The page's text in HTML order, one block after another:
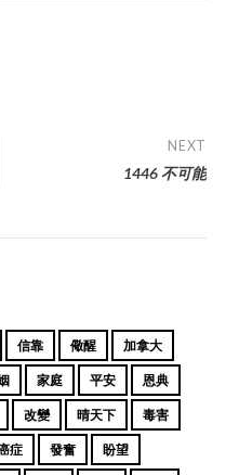
NEXT
1446 不可能
信靠 儆醒 加拿大
家庭 平安 恩典
改變 晴天下 毒害
症 發奮 盼望